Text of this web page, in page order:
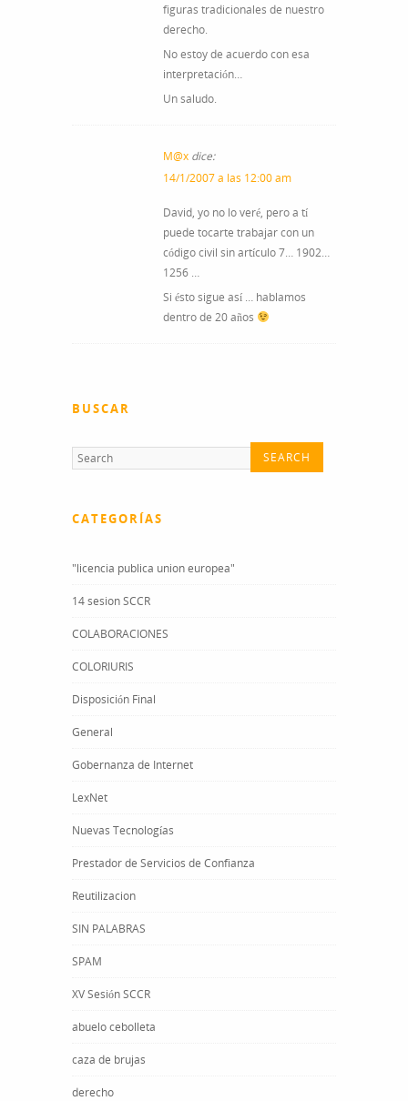
figuras tradicionales de nuestro
derecho.
No estoy de acuerdo con esa
interpretación…
Un saludo.
M@x dice:
14/1/2007 a las 12:00 am
David, yo no lo veré, pero a tí
puede tocarte trabajar con un
código civil sin artículo 7… 1902…
1256 …
Si ésto sigue así … hablamos
dentro de 20 años
BUSCAR
CATEGORÍAS
"licencia publica union europea"
14 sesion SCCR
COLABORACIONES
COLORIURIS
Disposición Final
General
Gobernanza de Internet
LexNet
Nuevas Tecnologías
Prestador de Servicios de Confianza
Reutilizacion
SIN PALABRAS
SPAM
XV Sesión SCCR
abuelo cebolleta
caza de brujas
derecho